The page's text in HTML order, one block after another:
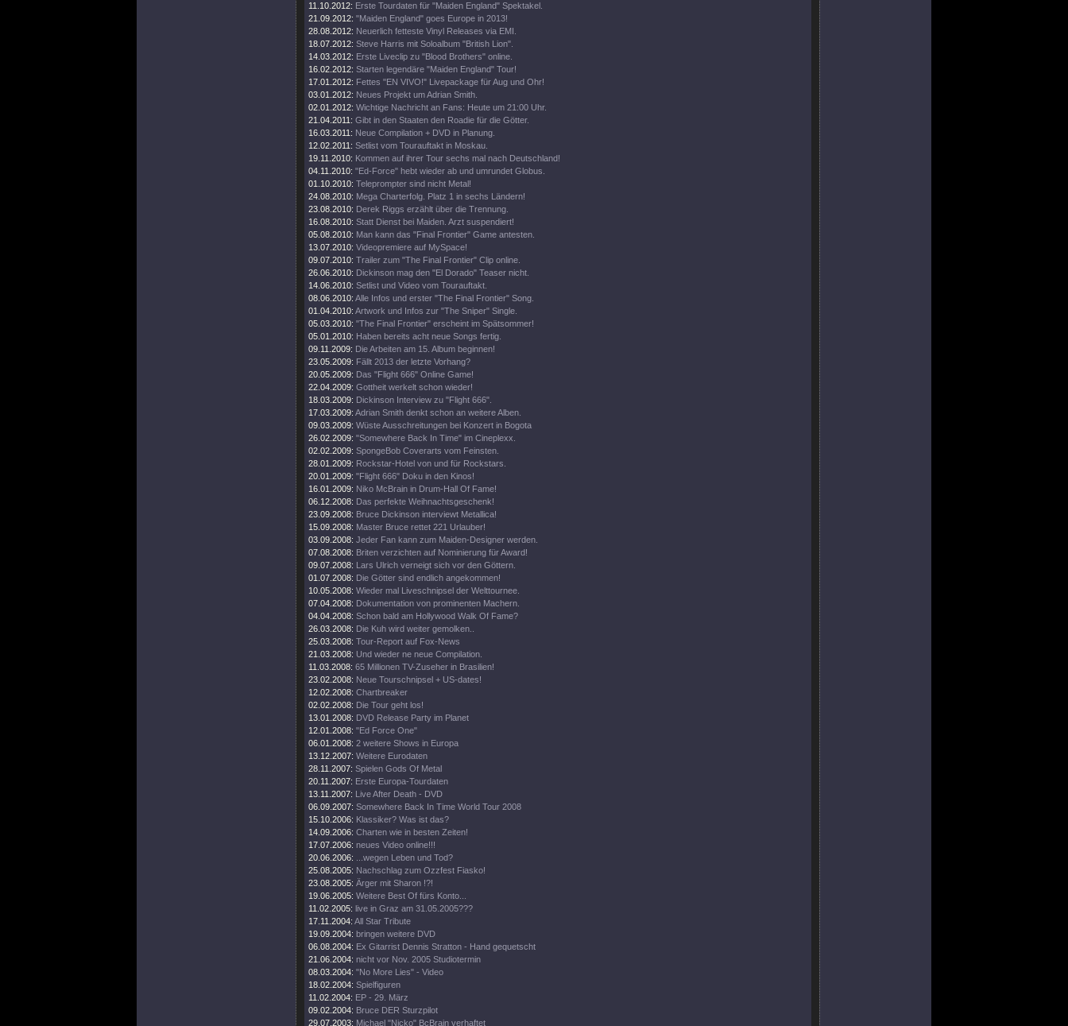
11.10.2012: Erste Tourdaten für "Maiden England" Spektakel.
21.09.2012: "Maiden England" goes Europe in 2013!
28.08.2012: Neuerlich fetteste Vinyl Releases via EMI.
18.07.2012: Steve Harris mit Soloalbum "British Lion".
14.03.2012: Erste Liveclip zu "Blood Brothers" online.
16.02.2012: Starten legendäre "Maiden England" Tour!
17.01.2012: Fettes "EN VIVO!" Livepackage für Aug und Ohr!
03.01.2012: Neues Projekt um Adrian Smith.
02.01.2012: Wichtige Nachricht an Fans: Heute um 21:00 Uhr.
21.04.2011: Gibt in den Staaten den Roadie für die Götter.
16.03.2011: Neue Compilation + DVD in Planung.
12.02.2011: Setlist vom Tourauftakt in Moskau.
19.11.2010: Kommen auf ihrer Tour sechs mal nach Deutschland!
04.11.2010: "Ed-Force" hebt wieder ab und umrundet Globus.
01.10.2010: Teleprompter sind nicht Metal!
24.08.2010: Mega Charterfolg. Platz 1 in sechs Ländern!
23.08.2010: Derek Riggs erzählt über die Trennung.
16.08.2010: Statt Dienst bei Maiden. Arzt suspendiert!
05.08.2010: Man kann das "Final Frontier" Game antesten.
13.07.2010: Videopremiere auf MySpace!
09.07.2010: Trailer zum "The Final Frontier" Clip online.
26.06.2010: Dickinson mag den "El Dorado" Teaser nicht.
14.06.2010: Setlist und Video vom Tourauftakt.
08.06.2010: Alle Infos und erster "The Final Frontier" Song.
01.04.2010: Artwork und Infos zur "The Sniper" Single.
05.03.2010: "The Final Frontier" erscheint im Spätsommer!
05.01.2010: Haben bereits acht neue Songs fertig.
09.11.2009: Die Arbeiten am 15. Album beginnen!
23.05.2009: Fällt 2013 der letzte Vorhang?
20.05.2009: Das "Flight 666" Online Game!
22.04.2009: Gottheit werkelt schon wieder!
18.03.2009: Dickinson Interview zu "Flight 666".
17.03.2009: Adrian Smith denkt schon an weitere Alben.
09.03.2009: Wüste Ausschreitungen bei Konzert in Bogota
26.02.2009: "Somewhere Back In Time" im Cineplexx.
02.02.2009: SpongeBob Coverarts vom Feinsten.
28.01.2009: Rockstar-Hotel von und für Rockstars.
20.01.2009: "Flight 666" Doku in den Kinos!
16.01.2009: Niko McBrain in Drum-Hall Of Fame!
06.12.2008: Das perfekte Weihnachtsgeschenk!
23.09.2008: Bruce Dickinson interviewt Metallica!
15.09.2008: Master Bruce rettet 221 Urlauber!
03.09.2008: Jeder Fan kann zum Maiden-Designer werden.
07.08.2008: Briten verzichten auf Nominierung für Award!
09.07.2008: Lars Ulrich verneigt sich vor den Göttern.
01.07.2008: Die Götter sind endlich angekommen!
10.05.2008: Wieder mal Liveschnipsel der Welttournee.
07.04.2008: Dokumentation von prominenten Machern.
04.04.2008: Schon bald am Hollywood Walk Of Fame?
26.03.2008: Die Kuh wird weiter gemolken..
25.03.2008: Tour-Report auf Fox-News
21.03.2008: Und wieder ne neue Compilation.
11.03.2008: 65 Millionen TV-Zuseher in Brasilien!
23.02.2008: Neue Tourschnipsel + US-dates!
12.02.2008: Chartbreaker
02.02.2008: Die Tour geht los!
13.01.2008: DVD Release Party im Planet
12.01.2008: "Ed Force One"
06.01.2008: 2 weitere Shows in Europa
13.12.2007: Weitere Eurodaten
28.11.2007: Spielen Gods Of Metal
20.11.2007: Erste Europa-Tourdaten
13.11.2007: Live After Death - DVD
06.09.2007: Somewhere Back In Time World Tour 2008
15.10.2006: Klassiker? Was ist das?
14.09.2006: Charten wie in besten Zeiten!
17.07.2006: neues Video online!!!
20.06.2006:
...wegen Leben und Tod?
25.08.2005: Nachschlag zum Ozzfest Fiasko!
23.08.2005: Ärger mit Sharon !?!
19.06.2005: Weitere Best Of fürs Konto...
11.02.2005: live in Graz am 31.05.2005???
17.11.2004: All Star Tribute
19.09.2004: bringen weitere DVD
06.08.2004: Ex Gitarrist Dennis Stratton - Hand gequetscht
21.06.2004: nicht vor Nov. 2005 Studiotermin
08.03.2004: "No More Lies" - Video
18.02.2004: Spielfiguren
11.02.2004: EP - 29. März
09.02.2004: Bruce DER Sturzpilot
29.07.2003: Michael "Nicko" BcBrain verhaftet